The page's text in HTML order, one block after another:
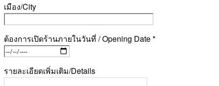
เมือง/City
ต้องการเปิดร้านภายในวันที่ / Opening Date *
รายละเอียดเพิ่มเติม/Details